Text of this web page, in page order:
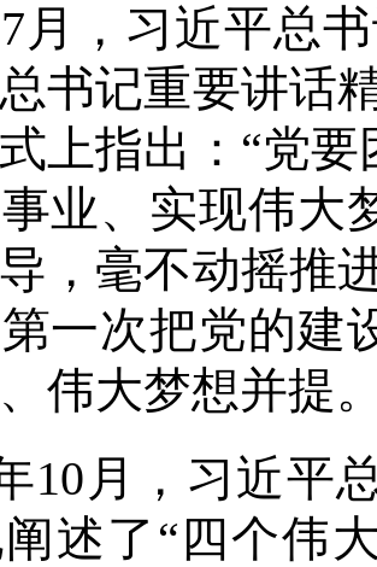
月，习近平总
书记重要讲话
上指出：“党
业、实现伟大
，毫不动摇推
一次把党的建
伟大梦想并提
10月，习近平
述了“四个伟